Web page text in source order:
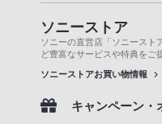
ソニーストア
ソニーの直営店「ソニースト
ど豊富なサービスや特典をご
ソニーストアお買い物情報
キャンペーン・